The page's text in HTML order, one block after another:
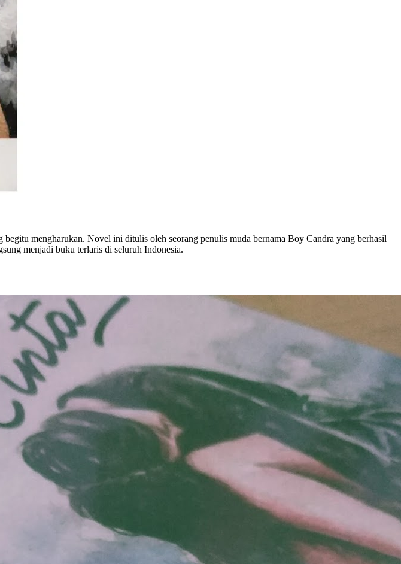
mengharukan. Novel ini ditulis oleh seorang penulis muda bernama Boy Candra yang berhasil
menjadi buku terlaris di seluruh Indonesia.